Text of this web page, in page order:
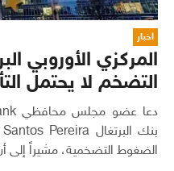
اخبار
المركزي الأوروبي
التضخم لا يحتمل
الضغوط التضخمية، مشيراً إلى